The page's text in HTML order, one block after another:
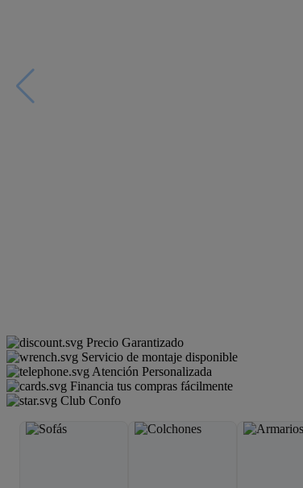
Precio Garantizado
Servicio de montaje disponible
Atención Personalizada
Financia tus compras fácilmente
Club Confo